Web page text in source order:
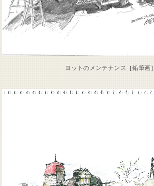
ヨットのメンテナンス［鉛筆画］